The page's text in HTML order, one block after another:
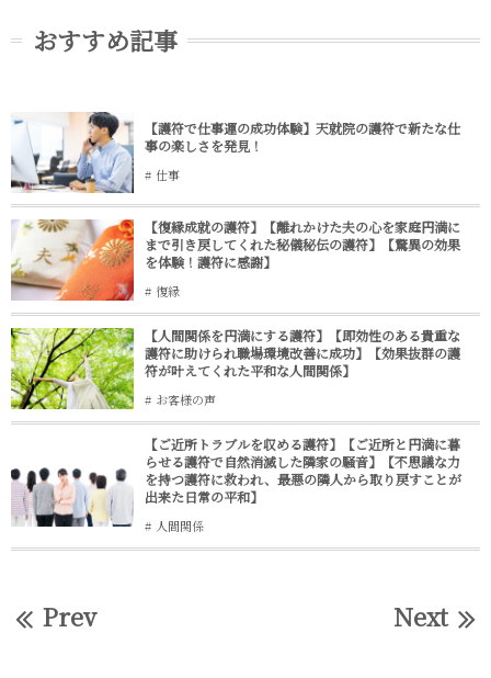
おすすめ記事
【護符で仕事運の成功体験】天就院の護符で新たな仕
事の楽しさを発見！
仕事
【復縁成就の護符】【離れかけた夫の心を家庭円満に
まで引き戻してくれた秘儀秘伝の護符】【驚異の効果
を体験！護符に感謝】
復縁
【人間関係を円満にする護符】【即効性のある貴重な
護符に助けられ職場環境改善に成功】【効果抜群の護
符が叶えてくれた平和な人間関係】
お客様の声
【ご近所トラブルを収める護符】【ご近所と円満に暮
らせる護符で自然消滅した隣家の騒音】【不思議な力
を持つ護符に救われ、最悪の隣人から取り戻すことが
出来た日常の平和】
人間関係
Prev Next